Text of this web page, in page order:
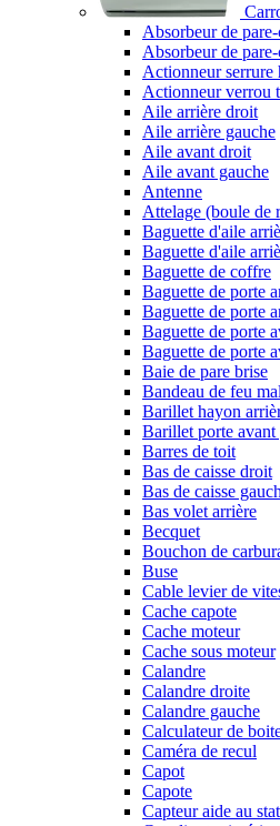
Absorbeur de
Absorbeur de
Actionneur serrure
Actionneur verrou
Aile arrière droit
Aile arrière gauche
Aile avant droit
Aile avant gauche
Antenne
Attelage (boule de
Baguette d'aile
Baguette d'aile
Baguette de coffre
Baguette de porte
Baguette de porte
Baguette de porte
Baguette de porte
Baie de pare brise
Bandeau de feu
Barillet hayon
Barillet porte avant
Barres de toit
Bas de caisse droit
Bas de caisse
Bas volet arrière
Becquet
Bouchon de
Buse
Cable levier de
Cache capote
Cache moteur
Cache sous moteur
Calandre
Calandre droite
Calandre gauche
Calculateur de
Caméra de recul
Capot
Capote
Capteur aide au